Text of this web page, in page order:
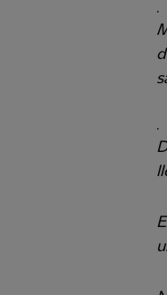
.
.